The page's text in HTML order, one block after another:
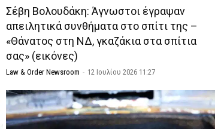
Σέβη Βολουδάκη: Άγνωστοι έγραψαν
απειλητικά συνθήματα στο σπίτι της –
«Θάνατος στη ΝΔ, γκαζάκια στα σπίτια
σας» (εικόνες)
Law & Order Newsroom - 12 Ιουλίου 2026 11:27